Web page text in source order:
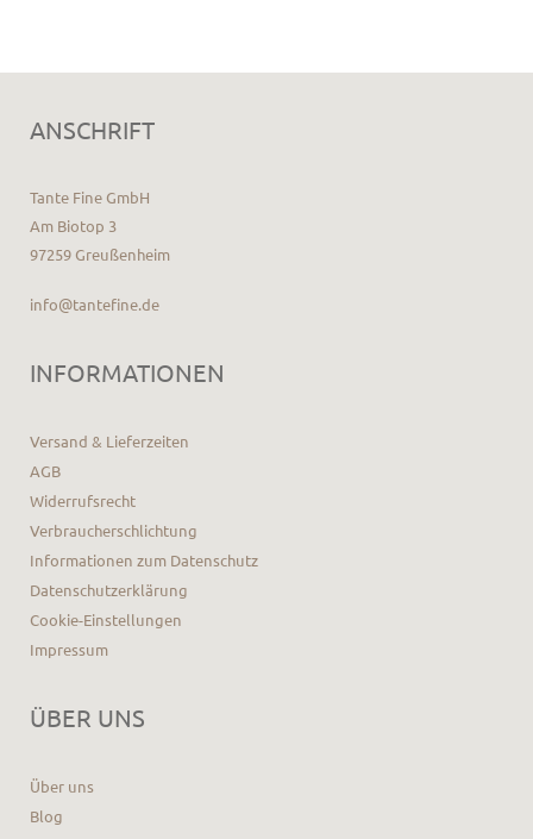
ANSCHRIFT
Tante Fine GmbH
Am Biotop 3
97259 Greußenheim
info@tantefine.de
INFORMATIONEN
Versand & Lieferzeiten
AGB
Widerrufsrecht
Verbraucherschlichtung
Informationen zum Datenschutz
Datenschutzerklärung
Cookie-Einstellungen
Impressum
ÜBER UNS
Über uns
Blog